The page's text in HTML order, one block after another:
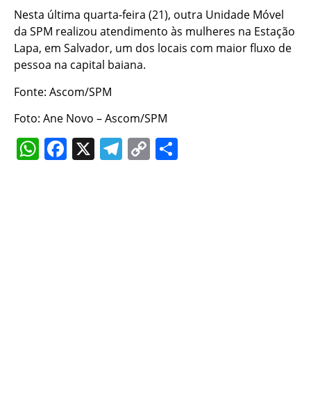
Nesta última quarta-feira (21), outra Unidade Móvel
da SPM realizou atendimento às mulheres na Estação
Lapa, em Salvador, um dos locais com maior fluxo de
pessoa na capital baiana.
Fonte: Ascom/SPM
Foto: Ane Novo – Ascom/SPM
WhatsApp
Facebook
X Telegram
Copy